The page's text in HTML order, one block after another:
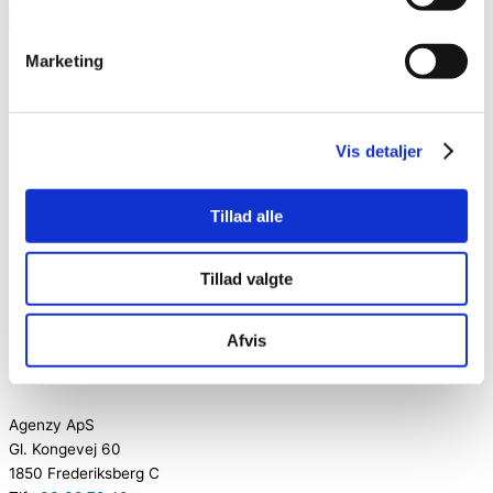
Marketing
Vis detaljer
Tillad alle
Tillad valgte
Afvis
Hold dig opdateret med informationer og kommende begivenheder
+45 33 32 72 42
Følg med på de sociale medier
Facebook Instagram
Agenzy ApS
Gl. Kongevej 60
1850 Frederiksberg C